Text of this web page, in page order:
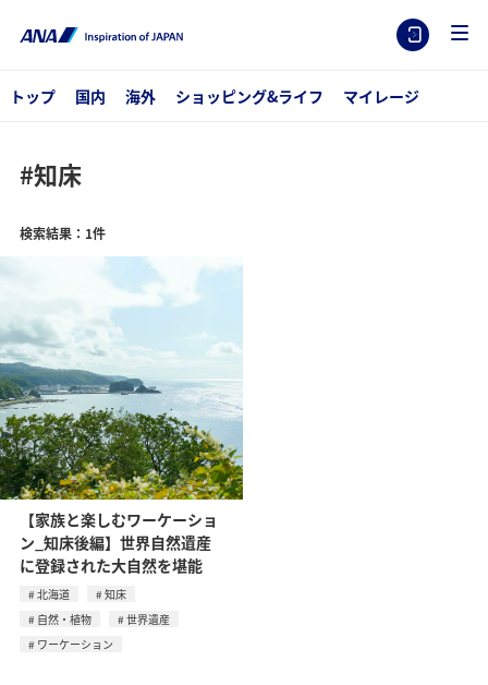
トップ 国内 海外 ショッピング&ライフ マイレージ
#知床
検索結果：1件
【家族と楽しむワーケーショ
ン_知床後編】世界自然遺産
に登録された大自然を堪能
北海道
知床
自然・植物
世界遺産
ワーケーション